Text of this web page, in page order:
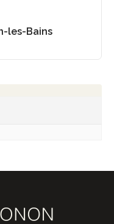
les-Bains